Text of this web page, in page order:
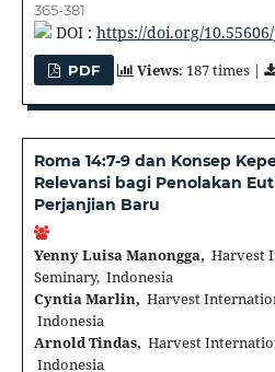
365-381
DOI : https://doi.org/
PDF Views: 187 times |
Roma 14:7-9 dan Konsep
Relevansi bagi Penolakan
Perjanjian Baru
Yenny Luisa Manongga, Harvest
Seminary, Indonesia
Cyntia Marlin, Harvest
Indonesia
Arnold Tindas, Harvest
Indonesia